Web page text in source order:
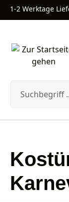
Zum1-2 Werktage